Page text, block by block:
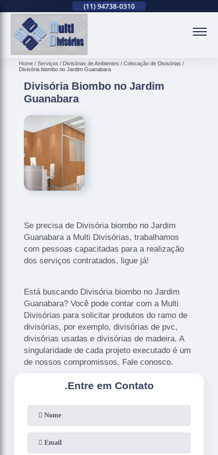
(11) 94738-0310
Home Serviços Divisórias de Ambientes
Colocação de Divisórias
Divisória biombo no Jardim Guanabara
Divisória Biombo no Jardim
Guanabara
Se precisa de Divisória biombo no Jardim
Guanabara a Multi Divisórias, trabalhamos
com pessoas capacitadas para a realização
dos serviços contratados, ligue já!
Está buscando Divisória biombo no Jardim
Guanabara? Você pode contar com a Multi
Divisórias para solicitar produtos do ramo de
divisórias, por exemplo, divisórias de pvc,
divisórias usadas e divisórias de madeira. A
singularidade de cada projeto executado é um
de nossos compromissos. Fale conosco.
.Entre em Contato